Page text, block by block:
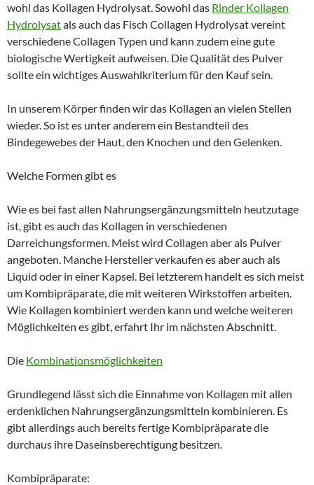
wohl das Kollagen Hydrolysat. Sowohl das Rinder Kollagen
Hydrolysatals auch das Fisch Collagen Hydrolysat vereint
verschiedene Collagen Typen und kann zudem eine gute
biologische Wertigkeit aufweisen. Die Qualität des Pulver
sollte ein wichtiges Auswahlkriterium für den Kauf sein.
In unserem Körper finden wir das Kollagen an vielen Stellen
wieder. So ist es unter anderem ein Bestandteil des
Bindegewebes der Haut, den Knochen und den Gelenken.
Welche Formen gibt es
Wie es bei fast allen Nahrungsergänzungsmitteln heutzutage
ist, gibt es auch das Kollagen in verschiedenen
Darreichungsformen. Meist wird Collagen aber als Pulver
angeboten. Manche Hersteller verkaufen es aber auch als
Liquid oder in einer Kapsel. Bei letzterem handelt es sich meist
um Kombipräparate, die mit weiteren Wirkstoffen arbeiten.
Wie Kollagen kombiniert werden kann und welche weiteren
Möglichkeiten es gibt, erfahrt Ihr im nächsten Abschnitt.
Die Kombinationsmöglichkeiten
Grundlegend lässt sich die Einnahme von Kollagen mit allen
erdenklichen Nahrungsergänzungsmitteln kombinieren. Es
gibt allerdings auch bereits fertige Kombipräparate die
durchaus ihre Daseinsberechtigung besitzen.
Kombipräparate: